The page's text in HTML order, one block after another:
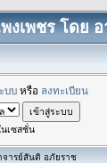
เพชร โดย
บบ หรือ ลงทะเบียน
เซสชั่น
จารย์สันติ อภัยราช